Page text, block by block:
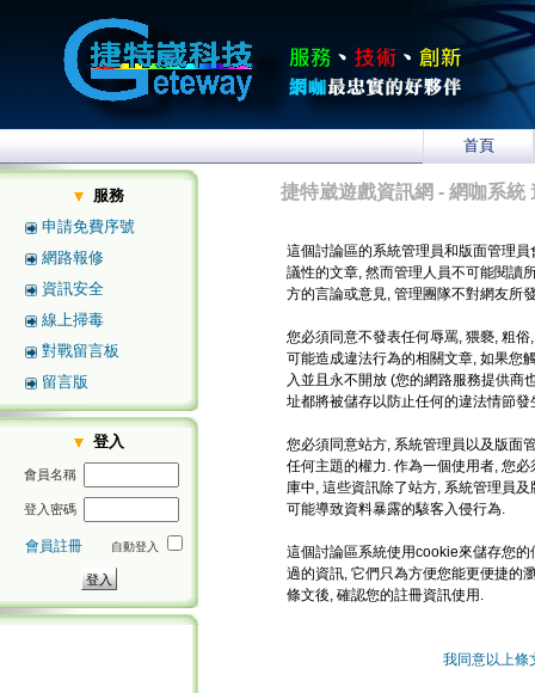
首頁
服務
申請免費序號
網路報修
資訊安全
線上掃毒
對戰留言板
留言版
登入
會員名稱
登入密碼
會員註冊 自動登入
捷特崴遊戲資訊網 - 網咖系統
這個討論區的系統管理員和版面管理
議性的文章, 然而管理人員不可能閱讀
方的言論或意見, 管理團隊不對網友所
您必須同意不發表任何辱罵, 猥褻, 粗
可能造成違法行為的相關文章, 如果您
入並且永不開放 (您的網路服務提供商
址都將被儲存以防止任何的違法情節發
您必須同意站方, 系統管理員以及版面
任何主題的權力. 作為一個使用者, 您
庫中, 這些資訊除了站方, 系統管理員
可能導致資料暴露的駭客入侵行為.
這個討論區系統使用cookie來儲存您
過的資訊, 它們只為方便您能更便捷的
條文後, 確認您的註冊資訊使用.
我同意以上條